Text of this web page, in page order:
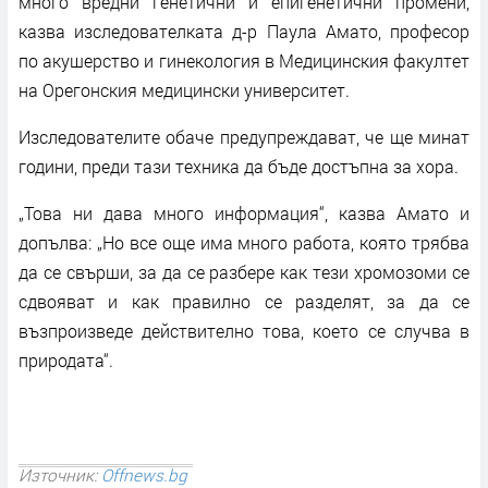
казва изследователката д-р Паула Амато, професор
по акушерство и гинекология в Медицинския факултет
на Орегонския медицински университет.
Изследователите обаче предупреждават, че ще минат
години, преди тази техника да бъде достъпна за хора.
„Това ни дава много информация“, казва Амато и
допълва: „Но все още има много работа, която трябва
да се свърши, за да се разбере как тези хромозоми се
сдвояват и как правилно се разделят, за да се
възпроизведе действително това, което се случва в
природата“.
Източник:Offnews.bg